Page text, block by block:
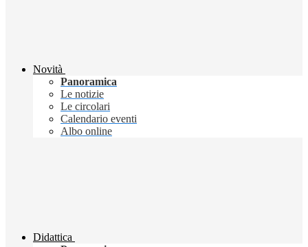
Novità
Panoramica
Le notizie
Le circolari
Calendario eventi
Albo online
Didattica